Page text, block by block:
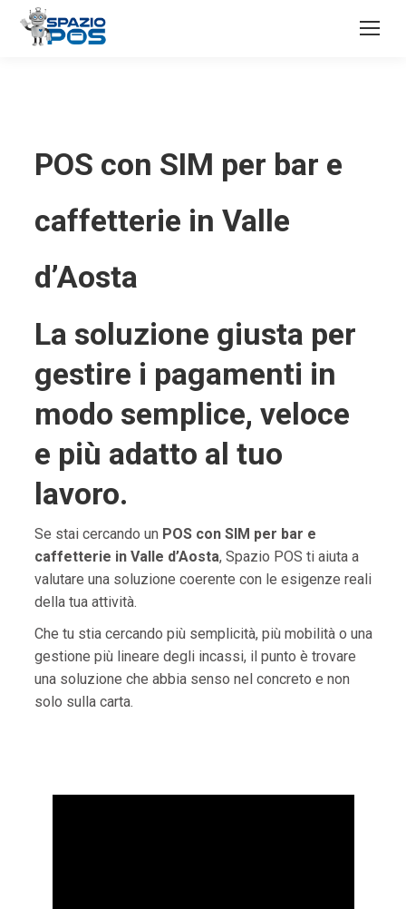
POS con SIM per bar e
caffetterie in Valle
d’Aosta
La soluzione giusta per
gestire i pagamenti in
modo semplice, veloce
e più adatto al tuo
lavoro.
Se stai cercando un POS con SIM per bar e
caffetterie in Valle d’Aosta, Spazio POS ti aiuta a
valutare una soluzione coerente con le esigenze reali
della tua attività.
Che tu stia cercando più semplicità, più mobilità o una
gestione più lineare degli incassi, il punto è trovare
una soluzione che abbia senso nel concreto e non
solo sulla carta.